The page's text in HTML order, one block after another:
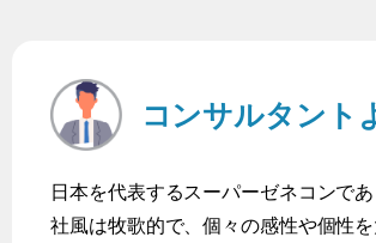
コンサルタント
日本を代表するスーパーゼネコンであ
社風は牧歌的で、個々の感性や個性